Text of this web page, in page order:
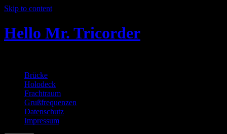
Skip to content
Hello Mr. Tricorder
Brücke
Holodeck
Frachtraum
Grußfrequenzen
Datenschutz
Impressum